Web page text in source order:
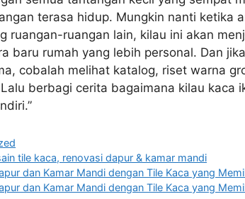
terasa hidup. Mungkin nanti ketika
ruangan-ruangan lain, kilau ini akan
baru rumah yang lebih personal. Dan
cobalah melihat katalog, riset warna
berbagi cerita bagaimana kilau kaca
tile kaca, renovasi dapur & kamar mandi
dan Kamar Mandi dengan Tile Kaca yang
dan Kamar Mandi dengan Tile Kaca yang